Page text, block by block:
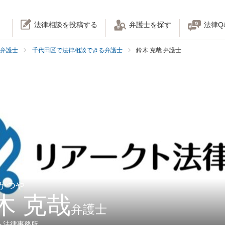
法律相談を投稿する 弁護士を探す 法律
護士 千代田区で法律相談できる弁護士 鈴木 克哉 弁護士
つや
克哉弁護士